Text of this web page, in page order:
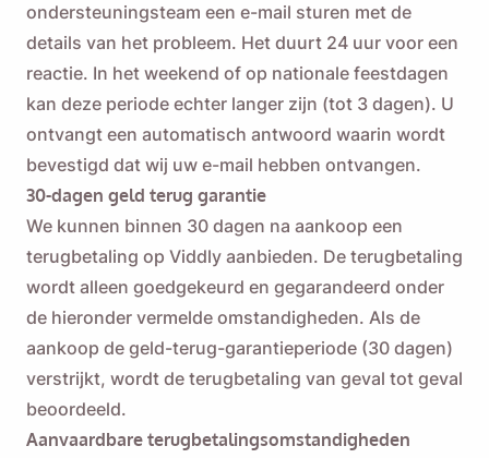
ondersteuningsteam een ​​e-mail sturen met de
details van het probleem. Het duurt 24 uur voor een
reactie. In het weekend of op nationale feestdagen
kan deze periode echter langer zijn (tot 3 dagen). U
ontvangt een automatisch antwoord waarin wordt
bevestigd dat wij uw e-mail hebben ontvangen.
30-dagen geld terug garantie
We kunnen binnen 30 dagen na aankoop een
terugbetaling op Viddly aanbieden. De terugbetaling
wordt alleen goedgekeurd en gegarandeerd onder
de hieronder vermelde omstandigheden. Als de
aankoop de geld-terug-garantieperiode (30 dagen)
verstrijkt, wordt de terugbetaling van geval tot geval
beoordeeld.
Aanvaardbare terugbetalingsomstandigheden